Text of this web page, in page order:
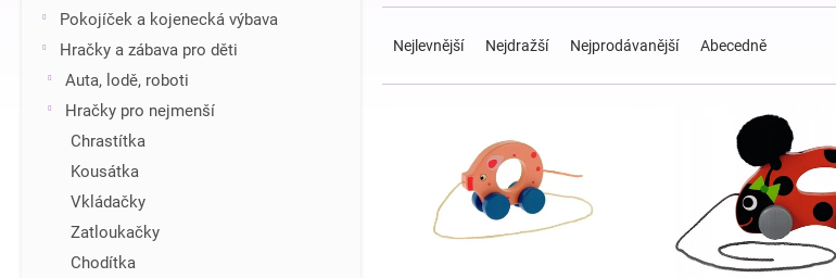
Pokojíček a kojenecká výbava
Hračky a zábava pro děti
Auta, lodě, roboti
Hračky pro nejmenší
Chrastítka
Kousátka
Vkládačky
Zatloukačky
Chodítka
e
Nejlevnější Nejdražší Nejprodávanější Abecedně